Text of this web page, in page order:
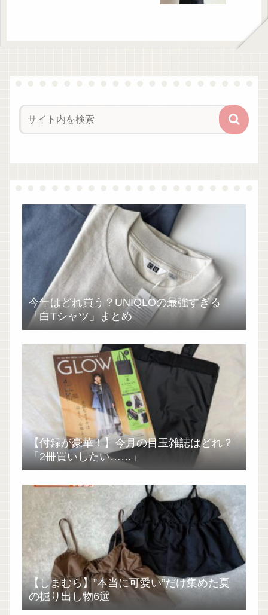
今年はどれ買う？UNIQLOの最強すぎる
「白Tシャツ」まとめ
【付録が豪華！】今月の目玉雑誌はどれ？
「2冊買いしたい……」
【しまむら】”本当に可愛い”だけ集めた夏
の掘り出し物6選